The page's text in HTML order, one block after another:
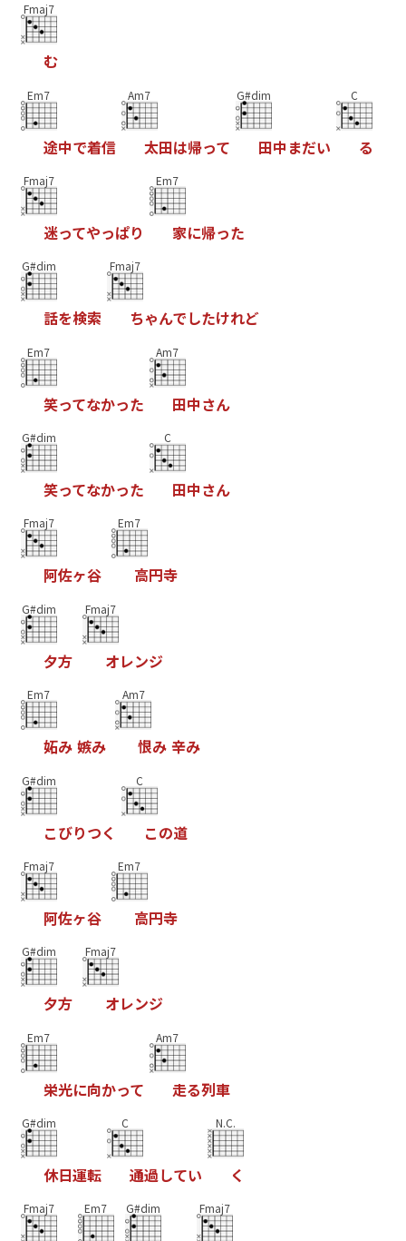
Fmaj7
む
Em7
途中で着信
Am7
太田は帰って
G#dim
田中 まだい
C
る
Fmaj7
迷ってやっぱり
Em7
家に帰った
G#dim
話を検索
Fmaj7
ちゃんでしたけれど
Em7
笑ってなかった
Am7
田中さん
G#dim
笑ってなかった
C
田中さん
Fmaj7
阿佐ヶ谷
Em7
高円寺
G#dim
夕方
Fmaj7
オレンジ
Em7
妬み 嫉み
Am7
恨み 辛み
G#dim
こびりつく
C
この道
Fmaj7
阿佐ヶ谷
Em7
高円寺
G#dim
夕方
Fmaj7
オレンジ
Em7
栄光に向かって
Am7
走る列車
G#dim
休日運転
C
通過してい
N.C.
く
Fmaj7 Em7 G#dim Fmaj7